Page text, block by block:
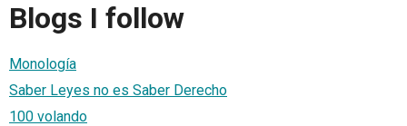
Blogs I follow
Monología
Saber Leyes no es Saber Derecho
100 volando